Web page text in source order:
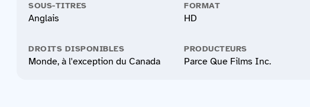
SOUS-TITRES
Anglais
FORMAT
HD
DROITS DISPONIBLES
Monde, à l'exception du Canada
PRODUCTEURS
Parce Que Films Inc.